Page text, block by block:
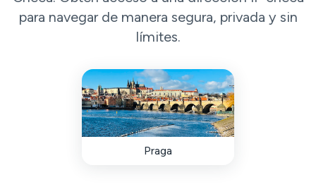
para navegar de manera segura, privada y sin
límites.
Praga